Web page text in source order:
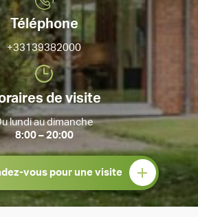
Téléphone
+33139382000
de visite
lundi au dimanche
8:00 – 20:00
vous pour une visite